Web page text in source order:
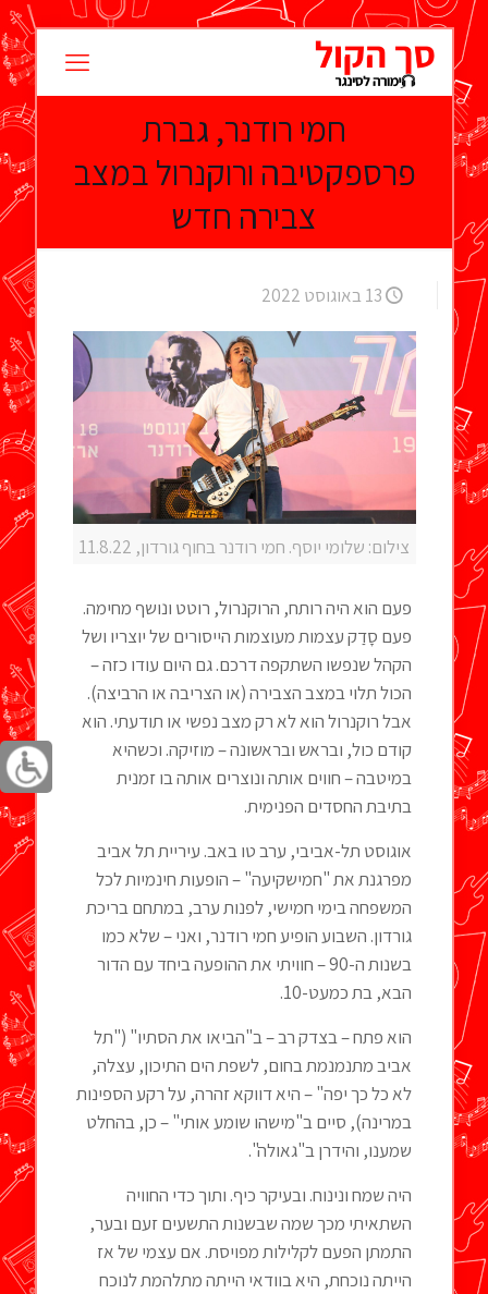
חמי רודנר, גברת
פרספקטיבה ורוקנרול במצב
צבירה חדש
13 באוגוסט 2022
צילום: שלומי יוסף. חמי רודנר בחוף גורדון, 11.8.22
פעם הוא היה רותח, הרוקנרול, רוטט ונושף מחימה.
פעם סָדַק עצמות מעוצמות הייסורים של יוצריו ושל
הקהל שנפשו השתקפה דרכם. גם היום עודו כזה –
הכול תלוי במצב הצבירה (או הצריבה או הרביצה).
אבל רוקנרול הוא לא רק מצב נפשי או תודעתי. הוא
קודם כול, ובראש ובראשונה – מוזיקה. וכשהיא
במיטבה – חווים אותה ונוצרים אותה בו זמנית
בתיבת החסדים הפנימית.
אוגוסט תל-אביבי, ערב טו באב. עיריית תל אביב
מפרגנת את "חמישקיעה" – הופעות חינמיות לכל
המשפחה בימי חמישי, לפנות ערב, במתחם בריכת
גורדון. השבוע הופיע חמי רודנר, ואני – שלא כמו
בשנות ה-90 – חוויתי את ההופעה ביחד עם הדור
הבא, בת כמעט-10.
הוא פתח – בצדק רב – ב"הביאו את הסתיו" ("תל
אביב מתנמנמת בחום, לשפת הים התיכון, עצלה,
לא כל כך יפה" – היא דווקא זהרה, על רקע הספינות
במרינה), סיים ב"מישהו שומע אותי" – כן, בהחלט
שמענו, והידרן ב"גאולה".
היה שמח ונינוח. ובעיקר כיף. ותוך כדי החוויה
השתאיתי מכך שמה שבשנות התשעים זעם ובער,
התמתן הפעם לקלילות מפויסת. אם עצמי של אז
הייתה נוכחת, היא בוודאי הייתה מתלהמת לנוכח